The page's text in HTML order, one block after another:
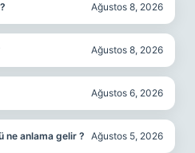
Ağustos 8, 2026
Ağustos 8, 2026
Ağustos 6, 2026
ne anlama gelir ? Ağustos 5, 2026